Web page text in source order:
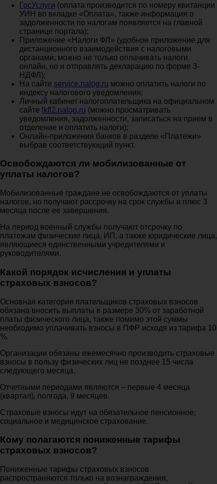
ГосУслуги (оплата производится по номеру квитанции
УИН во вкладке «Оплата», также информация о
задолженности по налогам появляется на главной
странице портала);
Приложение «Налоги ФЛ» (удобное приложение для
дистанционного взаимодействия с налоговыми
органами, можно не только оплачивать налоги
онлайн, но и отправлять декларацию по форме 3-
НДФЛ);
На сайте service.nalog.ru можно оплатить налоги по
индексу налогового уведомления;
Личный кабинет налогоплательщика на официальном
сайте
lkfl2.nalog.ru (можно просматривать
уведомления, задолженности, записаться на прием в
отделение и оплатить налоги);
Онлайн-приложения банков в разделе «Платежи»
выбрав соответствующий пункт.
Освобождаются ли мобилизованные от
уплаты налогов?
Мобилизованные граждане не освобождаются от уплаты
налогов, но получают рассрочку на срок службы и плюс 3
месяца после ее завершения.
На период военный службы получают отсрочку по
платежам физические лица, ИП, а также юридические лица,
являющиеся единственными учредителями и
руководителями.
Какой порядок исчисления и уплаты
страховых взносов?
Основная категория плательщиков страховых взносов
обязана вносить выплаты в размере 30% от заработной
платы физического лица, также помимо этой суммы
необходимо уплачивать взносы в ПФР исходя из тарифа 10
%.
Организации обязаны ежемесячно производить страховые
взносы в пользу физических лиц не позднее 15 числа
следующего месяца.
Отчетными периодами являются – первые 4 месяца
(квартал), полгода, 9 месяцев.
Страховые взносы идут на обязательное пенсионное,
социальное и медицинское страхование.
Кому полагаются пониженные тарифы
страховых взносов?
Пониженные тарифы страховых взносов
распространяются только на вознаграждения,